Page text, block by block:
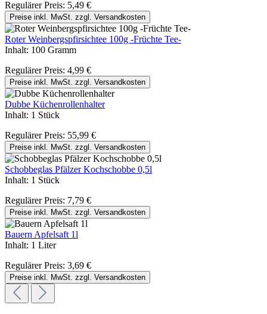
Regulärer Preis: 5,49 €
Preise inkl. MwSt. zzgl. Versandkosten
Roter Weinbergspfirsichtee 100g -Früchte Tee-
Inhalt: 100 Gramm
Regulärer Preis: 4,99 €
Preise inkl. MwSt. zzgl. Versandkosten
Dubbe Küchenrollenhalter
Inhalt: 1 Stück
Regulärer Preis: 55,99 €
Preise inkl. MwSt. zzgl. Versandkosten
Schobbeglas Pfälzer Kochschobbe 0,5l
Inhalt: 1 Stück
Regulärer Preis: 7,79 €
Preise inkl. MwSt. zzgl. Versandkosten
Bauern Apfelsaft 1l
Inhalt: 1 Liter
Regulärer Preis: 3,69 €
Preise inkl. MwSt. zzgl. Versandkosten